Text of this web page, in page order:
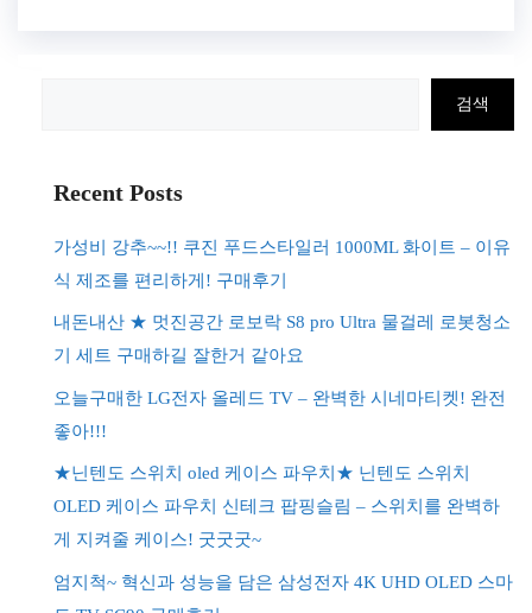
검색
Recent Posts
가성비 강추~~!! 쿠진 푸드스타일러 1000ML 화이트 – 이유
식 제조를 편리하게! 구매후기
내돈내산 ★ 멋진공간 로보락 S8 pro Ultra 물걸레 로봇청소
기 세트 구매하길 잘한거 같아요
오늘구매한 LG전자 올레드 TV – 완벽한 시네마티켓! 완전
좋아!!!
★닌텐도 스위치 oled 케이스 파우치★ 닌텐도 스위치
OLED 케이스 파우치 신테크 팝핑슬림 – 스위치를 완벽하
게 지켜줄 케이스! 굿굿굿~
엄지척~ 혁신과 성능을 담은 삼성전자 4K UHD OLED 스마